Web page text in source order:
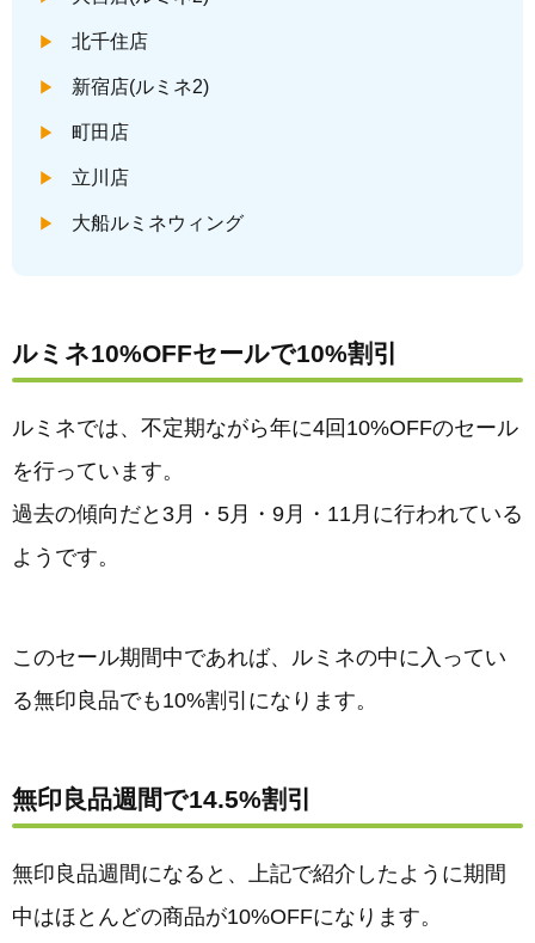
北千住店
新宿店(ルミネ2)
町田店
立川店
大船ルミネウィング
ルミネ10%OFFセールで10%割引
ルミネでは、不定期ながら年に4回10%OFFのセール
を行っています。
過去の傾向だと3月・5月・9月・11月に行われている
ようです。
このセール期間中であれば、ルミネの中に入ってい
る無印良品でも10%割引になります。
無印良品週間で14.5%割引
無印良品週間になると、上記で紹介したように期間
中はほとんどの商品が10%OFFになります。